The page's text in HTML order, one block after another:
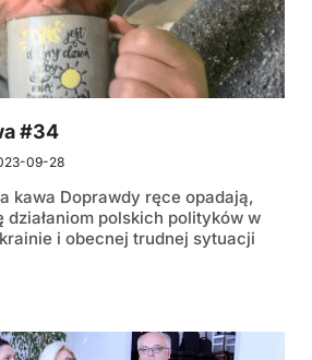
#34
09-28
kawa Doprawdy ręce opadają,
działaniom polskich polityków w
i obecnej trudnej sytuacji